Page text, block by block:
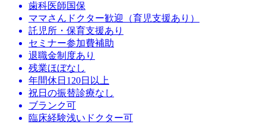
歯科医師国保
ママさんドクター歓迎（育児支援あり）
託児所・保育支援あり
セミナー参加費補助
退職金制度あり
残業ほぼなし
年間休日120日以上
祝日の振替診療なし
ブランク可
臨床経験浅いドクター可